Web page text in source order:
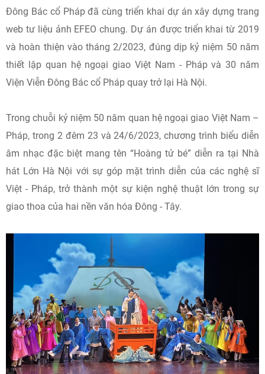
Đông Bác cổ Pháp đã cùng triển khai dự án xây dựng trang
web tư liệu ảnh EFEO chung. Dự án được triển khai từ 2019
và hoàn thiện vào tháng 2/2023, đúng dịp kỷ niệm 50 năm
thiết lập quan hệ ngoại giao Việt Nam - Pháp và 30 năm
Viện Viễn Đông Bác cổ Pháp quay trở lại Hà Nội.
Trong chuỗi kỷ niệm 50 năm quan hệ ngoại giao Việt Nam –
Pháp, trong 2 đêm 23 và 24/6/2023, chương trình biểu diễn
âm nhạc đặc biệt mang tên “Hoàng tử bé” diễn ra tại Nhà
hát Lớn Hà Nội với sự góp mặt trình diễn của các nghệ sĩ
Việt - Pháp, trở thành một sự kiện nghệ thuật lớn trong sự
giao thoa của hai nền văn hóa Đông - Tây.